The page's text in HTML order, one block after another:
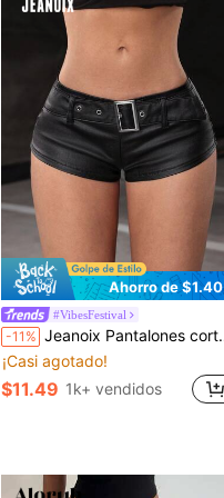
Ahorro de $1.40
#VibesFestival
-11% Jeanoix Pantalones cortos súper cortos de mujer con decoración de ojales metálicos de cintura baja, estilo Y2K
¡Casi agotado!
$11.49 1k+ vendidos